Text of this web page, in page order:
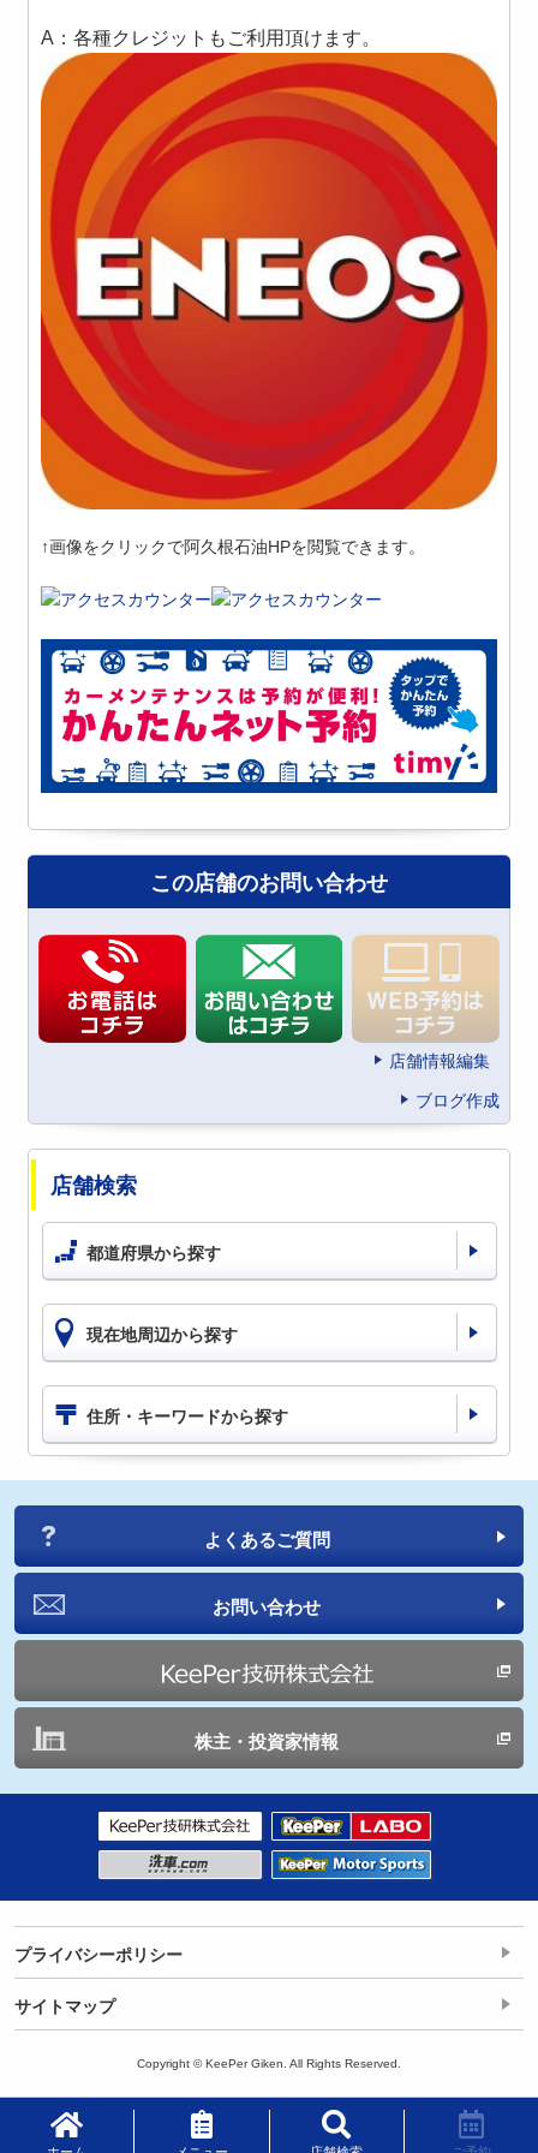
A：各種クレジットもご利用頂けます。
↑画像をクリックで阿久根石油HPを閲覧できます。
この店舗のお問い合わせ
店舗情報編集
ブログ作成
店舗検索
都道府県から探す
現在地周辺から探す
住所・キーワードから探す
よくあるご質問
お問い合わせ
株主・投資家情報
プライバシーポリシー
サイトマップ
Copyright © KeePer Giken. All Rights Reserved.